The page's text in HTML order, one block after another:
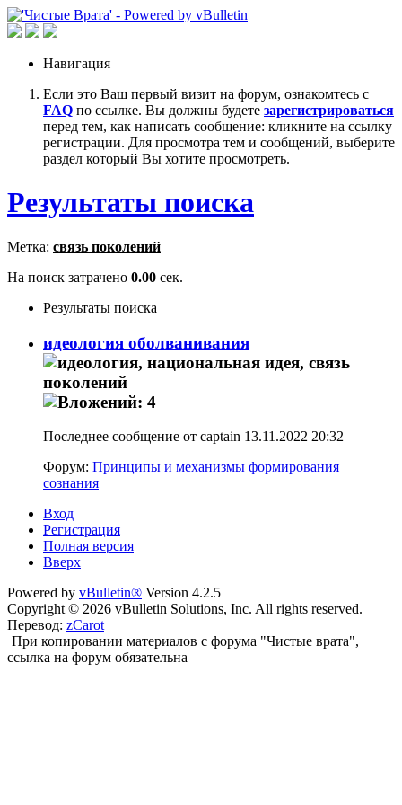
Навигация
Если это Ваш первый визит на форум, ознакомтесь с
FAQ по ссылке. Вы должны будете зарегистрироваться
перед тем, как написать сообщение: кликните на ссылку
регистрации. Для просмотра тем и сообщений, выберите
раздел который Вы хотите просмотреть.
Результаты поиска
Метка: связь поколений
На поиск затрачено 0.00 сек.
Результаты поиска
идеология оболванивания
Последнее сообщение от captain 13.11.2022 20:32
Форум: Принципы и механизмы формирования
сознания
Вход
Регистрация
Полная версия
Вверх
Powered by vBulletin® Version 4.2.5
Copyright © 2026 vBulletin Solutions, Inc. All rights reserved.
Перевод: zCarot
При копировании материалов с форума "Чистые врата",
ссылка на форум обязательна